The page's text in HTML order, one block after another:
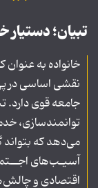
تبیان؛ دستیار
خانواده به
نقشی اساسی در
جامعه قوی دارد.
توانمندسازی،
می‌دهد که
آسیـب‌های
اقتصادی و